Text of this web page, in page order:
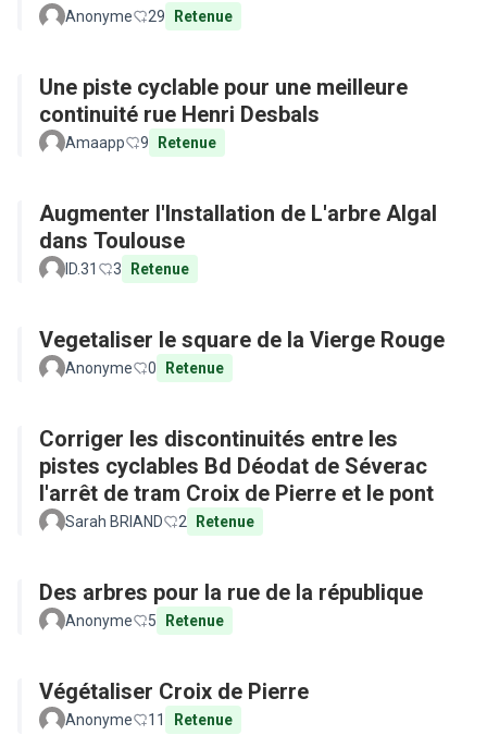
Anonyme 29 Retenue
Une piste cyclable pour une meilleure
continuité rue Henri Desbals
Amaapp 9 Retenue
Augmenter l'Installation de L'arbre Algal
dans Toulouse
ID.31 3 Retenue
Vegetaliser le square de la Vierge Rouge
Anonyme 0 Retenue
Corriger les discontinuités entre les
pistes cyclables Bd Déodat de Séverac
l'arrêt de tram Croix de Pierre et le pont
Sarah BRIAND 2 Retenue
Des arbres pour la rue de la république
Anonyme 5 Retenue
Végétaliser Croix de Pierre
Anonyme 11 Retenue